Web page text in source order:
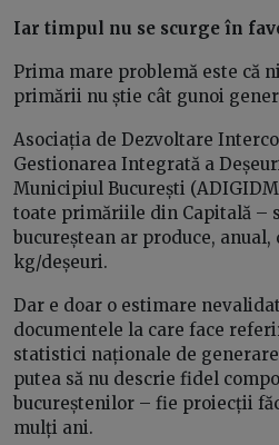
Iar timpul nu se scurge în
Prima mare problemă este că
primării nu știe cât gunoi
Asociația de Dezvoltare
Gestionarea Integrată a
Municipiul București
toate primăriile din Capitală –
bucureștean ar produce, anual,
kg/deșeuri.
Dar e doar o estimare
documentele la care face
statistici naționale de
putea să nu descrie fidel
bucureștenilor – fie proiecții
mulți ani.